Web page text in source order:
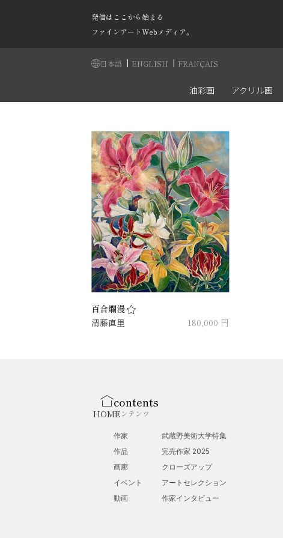
発信はここから始まる
ファインアートWebメディア。
日本語 | ENGLISH | FRANÇAIS
油彩画 アクリル画
百合爛漫
清藤直里
180,000 円
HOME
contents
コンテンツ
作家
作品
画廊
イベント
動画
武蔵野美術大学特集
完売作家 2025
クローズアップ
アートセレクション
作家インタビュー